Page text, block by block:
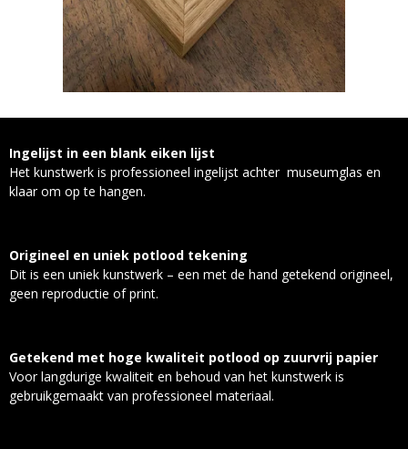
Ingelijst in een blank eiken lijst
Het kunstwerk is professioneel ingelijst achter museumglas en
klaar om op te hangen.
Origineel en uniek potlood tekening
Dit is een uniek kunstwerk – een met de hand getekend origineel,
geen reproductie of print.
Getekend met hoge kwaliteit potlood op zuurvrij papier
Voor langdurige kwaliteit en behoud van het kunstwerk is
gebruikgemaakt van professioneel materiaal.